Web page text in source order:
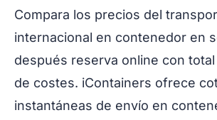
Compara los precios del
internacional en contenedor en
después reserva online con
de costes. iContainers ofrece
instantáneas de envío en